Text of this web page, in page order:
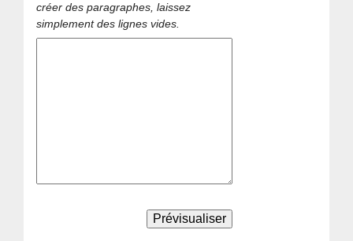
créer des paragraphes, laissez
simplement des lignes vides.